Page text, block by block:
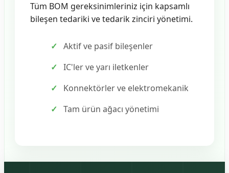
Tüm BOM gereksinimleriniz için kapsamlı
bileşen tedariki ve tedarik zinciri yönetimi.
Aktif ve pasif bileşenler
IC'ler ve yarı iletkenler
Konnektörler ve elektromekanik
Tam ürün ağacı yönetimi